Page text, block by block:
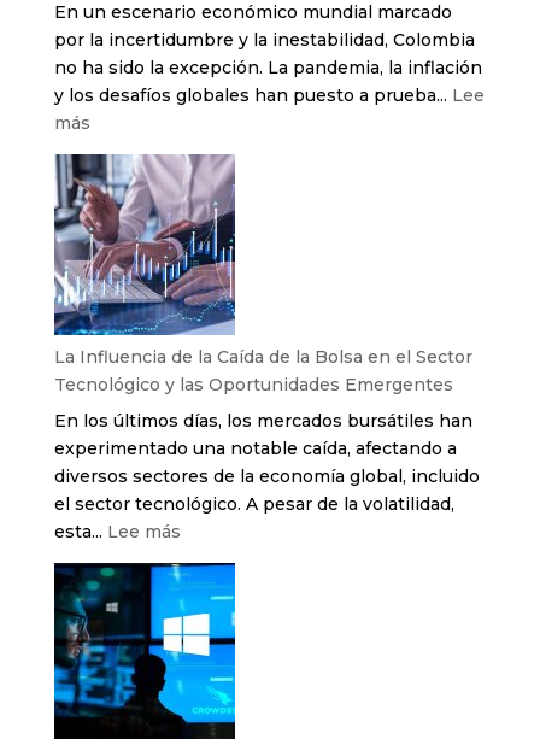
áreas
de
TI
En un escenario económico mundial marcado
por la incertidumbre y la inestabilidad, Colombia
no ha sido la excepción. La pandemia, la inflación
y los desafíos globales han puesto a prueba... Lee
más:
La
Tecnología
en
Colombia:
Un
Alivio
a
Económica
con
Soluciones
Innovadoras
La Influencia de la Caída de la Bolsa en el Sector
Tecnológico y las Oportunidades Emergentes
En los últimos días, los mercados bursátiles han
experimentado una notable caída, afectando a
diversos sectores de la economía global, incluido
el sector tecnológico. A pesar de la volatilidad,
esta... Lee más:
La
Influencia
de
la
Caída
de
la